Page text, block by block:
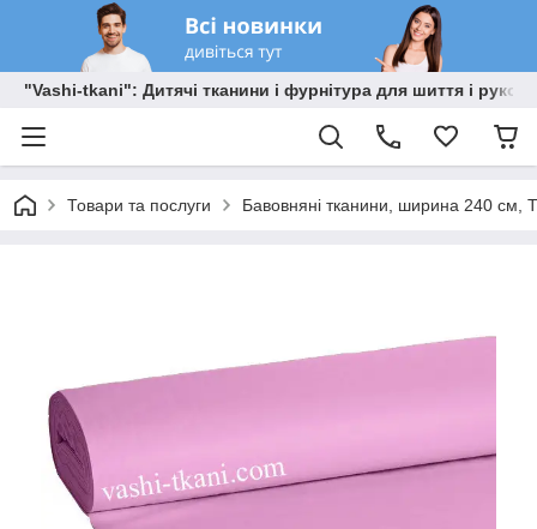
"Vashi-tkani": Дитячі тканини і фурнітура для шиття і
Товари та послуги Бавовняні тканини, ширина 240 см,